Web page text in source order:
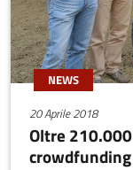
NEWS
20 Aprile 2018
Oltre